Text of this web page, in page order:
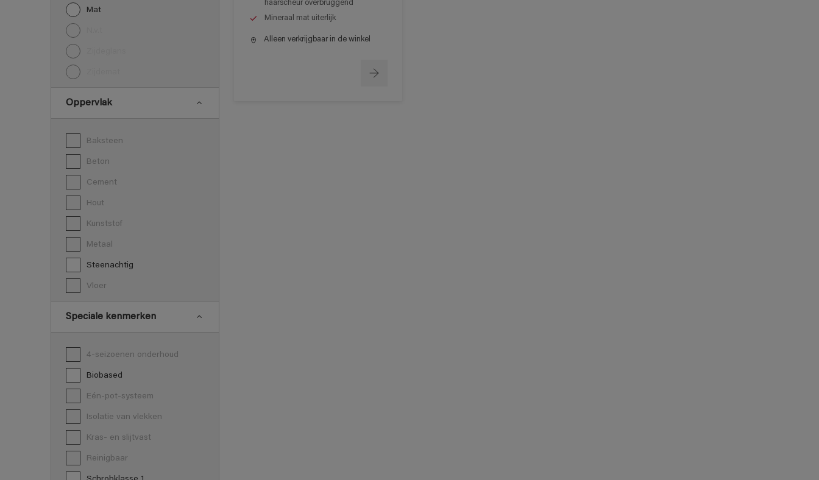
Mat
Oppervlak
Baksteen
Beton
Cement
Hout
Kunststof
Metaal
Steenachtig
Vloer
Speciale kenmerken
4-seizoenen onderhoud
Biobased
Eén-pot-systeem
Isolatie van vlekken
Kras- en slijtvast
Reinigbaar
haarscheur overbruggend
Mineraal mat uiterlijk
Alleen verkrijgbaar in de winkel